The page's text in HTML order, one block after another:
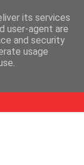
its services
user-agent are
and security
usage